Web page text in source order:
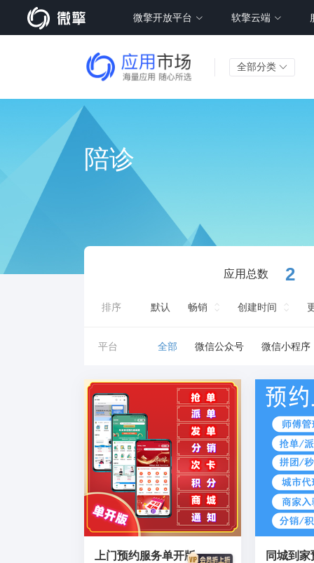
微擎开放平台 软擎云端
全部分类
陪诊
应用总数 2
排序 默认 畅销 创建时间
平台 全部 微信公众号 微信小程序
上门预约服务单开版
同城到